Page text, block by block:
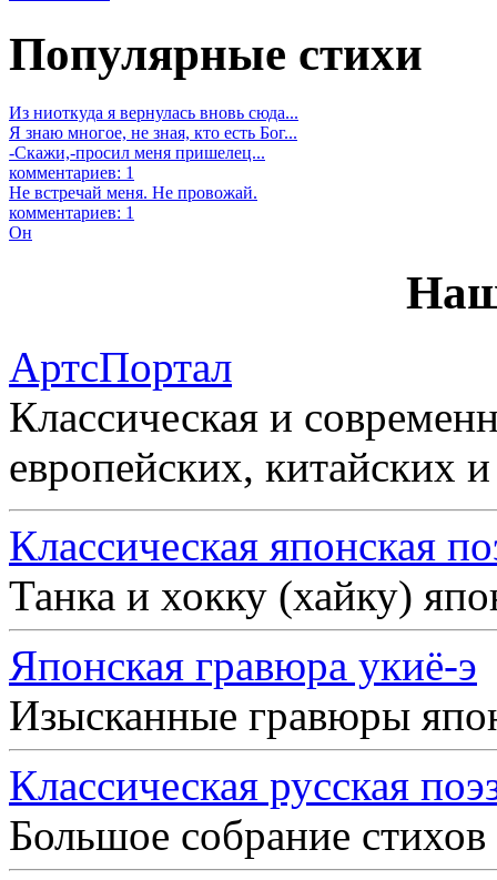
Популярные стихи
Из ниоткуда я вернулась вновь сюда...
Я знаю многое, не зная, кто есть Бог...
-Скажи,-просил меня пришелец...
комментариев: 1
Не встречай меня. Не провожай.
комментариев: 1
Он
АртсПортал
Классическая и
европейских, китайских
Классическая японская
Танка и хокку (хайку)
Японская гравюра укиё-э
Изысканные гравюры
Классическая русская
Большое собрание